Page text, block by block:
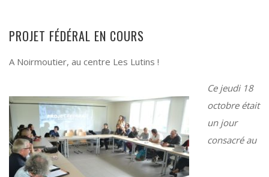
PROJET FÉDÉRAL EN COURS
A Noirmoutier, au centre Les Lutins !
Ce jeudi 18
octobre était
un jour
consacré au